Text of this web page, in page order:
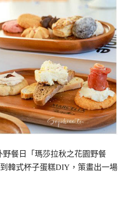
餐日「瑪莎拉秋之花園野餐
韓式杯子蛋糕DIY，策畫出一場